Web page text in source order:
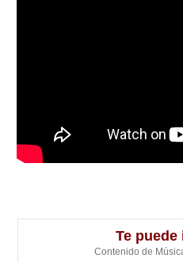
Te puede
Contenido de